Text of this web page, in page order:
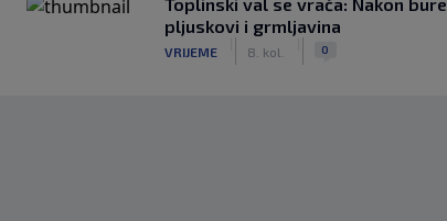
pljuskovi i grmljavina
VRIJEME 8. kol. 0